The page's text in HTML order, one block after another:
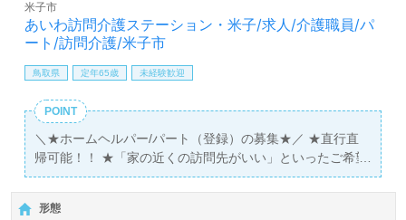
あいわ訪問介護ステーション・米子/求人/介護職員/パ
ート/訪問介護/米子市
米子市
鳥取県 定年65歳 未経験歓迎
POINT
＼★ホームヘルパー/パート（登録）の募集★／ ★直行直
帰可能！！ ★「家の近くの訪問先がいい」といったご希望
も考慮させて頂きます！ ★60歳代以上の方（70歳代の方
も）活躍中！！
形態